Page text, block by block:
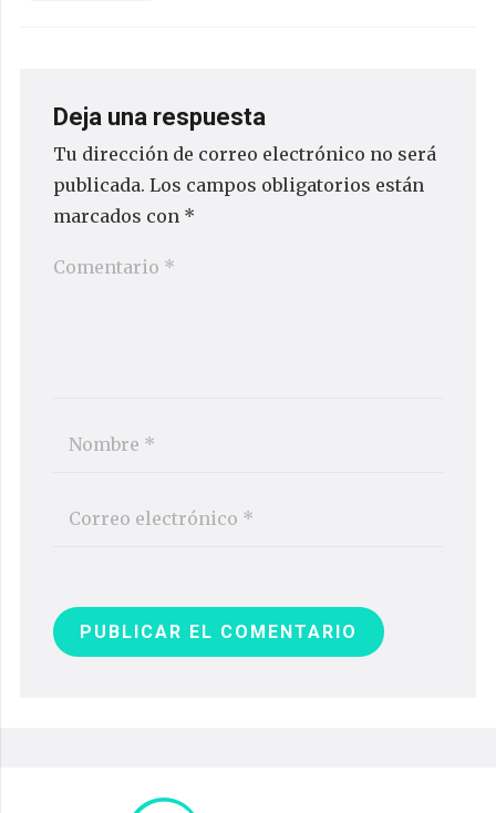
Deja una respuesta
Tu dirección de correo electrónico no será
publicada. Los campos obligatorios están
marcados con *
PUBLICAR EL COMENTARIO